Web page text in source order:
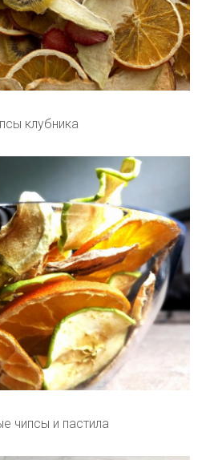
клубника
чипсы и пастила